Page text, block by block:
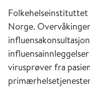
Folkehelseinstituttet
Norge.
virusprøver fra